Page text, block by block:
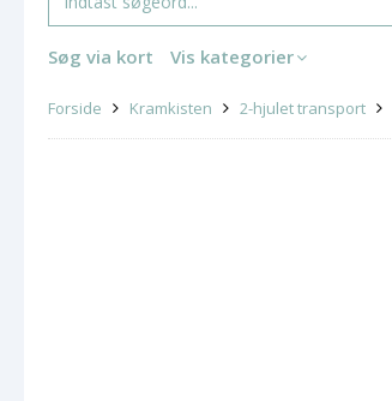
Søg via kort Vis kategorier
Forside Kramkisten 2-hjulet transport